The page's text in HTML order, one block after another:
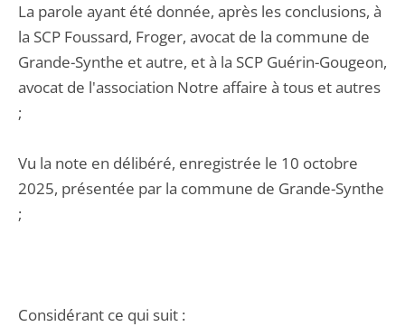
La parole ayant été donnée, après les conclusions, à
la SCP Foussard, Froger, avocat de la commune de
Grande-Synthe et autre, et à la SCP Guérin-Gougeon,
avocat de l'association Notre affaire à tous et autres
;
Vu la note en délibéré, enregistrée le 10 octobre
2025, présentée par la commune de Grande-Synthe
;
Considérant ce qui suit :